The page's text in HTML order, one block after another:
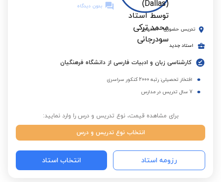
بدون دیدگاه
تدریس حضوری - اصفهان
استاد جدید
کارشناسی زبان و ادبیات فارسی از دانشگاه فرهنگیان
افتخار تحصیلی: رتبه 2000 کنکور سراسری
7 سال تدریس در مدارس
برای مشاهده قیمت، نوع تدریس و درس را وارد نمایید:
انتخاب نوع تدریس و درس
رزومه استاد انتخاب استاد